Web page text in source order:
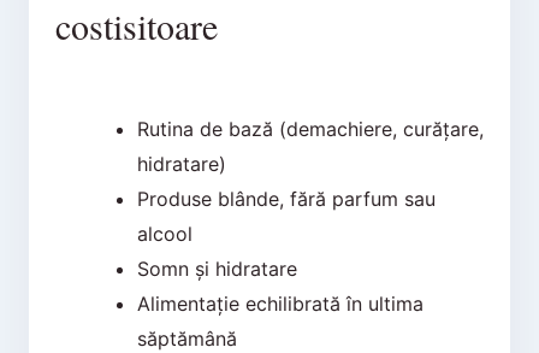
costisitoare
Rutina de bază (demachiere, curățare,
hidratare)
Produse blânde, fără parfum sau
alcool
Somn și hidratare
Alimentație echilibrată în ultima
săptămână